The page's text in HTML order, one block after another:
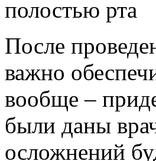
После
важно
вообще –
были даны
осложнений